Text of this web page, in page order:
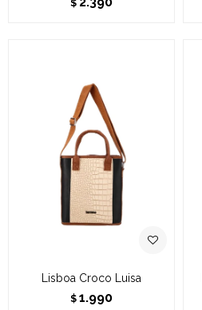
$
Lisboa Croco Luisa
$ 1.990